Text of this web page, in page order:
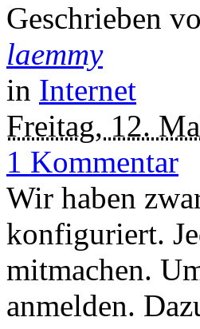
Geschrieben
laemmy
in Internet
Freitag, 12.
1 Kommentar
Wir haben
konfiguriert.
mitmachen.
anmelden.